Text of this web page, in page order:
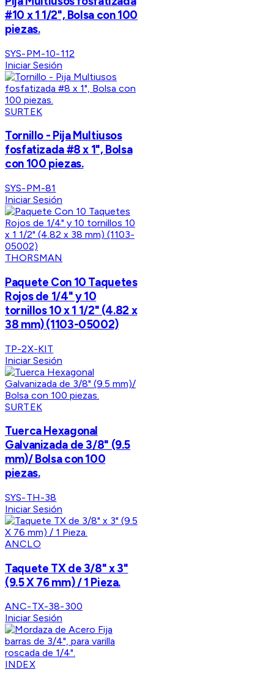
#10 x 1 1/2", Bolsa con 100
piezas.
SYS-PM-10-112
Iniciar Sesión
SURTEK
Tornillo - Pija Multiusos
fosfatizada #8 x 1", Bolsa
con 100 piezas.
SYS-PM-81
Iniciar Sesión
THORSMAN
Paquete Con 10 Taquetes
Rojos de 1/4" y 10
tornillos 10 x 1 1/2" (4.82 x
38 mm) (1103-05002)
TP-2X-KIT
Iniciar Sesión
SURTEK
Tuerca Hexagonal
Galvanizada de 3/8" (9.5
mm)/ Bolsa con 100
piezas.
SYS-TH-38
Iniciar Sesión
ANCLO
Taquete TX de 3/8" x 3"
(9.5 X 76 mm) / 1 Pieza.
ANC-TX-38-300
Iniciar Sesión
INDEX